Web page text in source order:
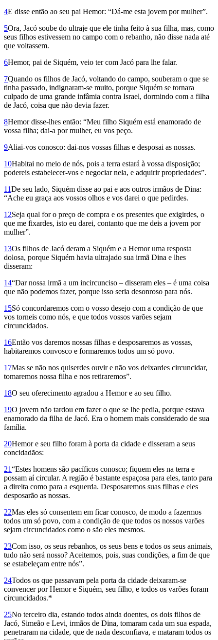
4E disse então ao seu pai Hemor: “Dá-me esta jovem por mulher”.
5Ora, Jacó soube do ultraje que ele tinha feito à sua filha, mas, como
seus filhos estivessem no campo com o rebanho, não disse nada até
que voltassem.
6Hemor, pai de Siquém, veio ter com Jacó para lhe falar.
7Quando os filhos de Jacó, voltando do campo, souberam o que se
tinha passado, indignaram-se muito, porque Siquém se tornara
culpado de uma grande infâmia contra Israel, dormindo com a filha
de Jacó, coisa que não devia fazer.
8Hemor disse-lhes então: “Meu filho Siquém está enamorado de
vossa filha; dai-a por mulher, eu vos peço.
9Aliai-vos conosco: dai-nos vossas filhas e des­posai as nossas.
10Habitai no meio de nós, pois a terra estará à vossa disposição;
podereis estabelecer-vos e negociar nela, e adquirir propriedades”.
11De seu lado, Siquém disse ao pai e aos outros irmãos de Dina:
“Ache eu graça aos vossos olhos e vos darei o que pedirdes.
12Seja qual for o preço de compra e os presentes que exigirdes, o
que me fixar­des, isto eu darei, contanto que me deis a jovem por
mulher”.
13Os filhos de Jacó deram a Siquém e a Hemor uma resposta
dolosa, porque Siquém havia ultrajado sua irmã Dina e lhes
disseram:
14“Dar nossa irmã a um incircunciso – disseram eles – é uma coisa
que não podemos fazer, porque isso seria desonroso para nós.
15Só concordaremos com o vosso desejo com a condição de que
vos torneis como nós, e que todos vossos varões sejam
circuncidados.
16Então vos daremos nossas filhas e desposaremos as vossas,
habitaremos convosco e formaremos todos um só povo.
17Mas se não nos quiserdes ouvir e não vos deixardes circuncidar,
tomaremos nossa filha e nos retiraremos”.
18O seu oferecimento agradou a Hemor e ao seu filho.
19O jovem não tardou em fazer o que se lhe pedia, porque estava
enamorado da filha de Jacó. Era o homem mais considerado de sua
família.
20Hemor e seu filho foram à porta da cidade e disseram a seus
concidadãos:
21“Estes homens são pacíficos conosco; fiquem eles na terra e
possam aí circular. A região é bastante espaçosa para eles, tanto para
a direita como para a esquerda. Des­posaremos suas filhas e eles
desposarão as nossas.
22Mas eles só consentem em ficar conosco, de modo a fazermos
todos um só povo, com a condição de que todos os nossos varões
sejam circuncidados como o são eles mesmos.
23Com isso, os seus rebanhos, os seus bens e todos os seus animais,
tudo não será nosso? Aceitemos, pois, suas condições, a fim de que
se estabeleçam entre nós”.
24Todos os que passavam pela porta da cidade deixaram-se
convencer por Hemor e Siquém, seu filho, e todos os varões foram
circuncidados.*
25No terceiro dia, estando todos ainda doentes, os dois filhos de
Jacó, Simeão e Levi, irmãos de Dina, tomaram cada um sua espada,
penetraram na cidade, que de nada desconfiava, e mataram todos os